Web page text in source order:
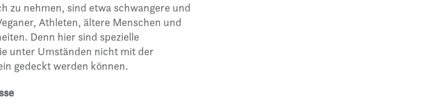
zu nehmen, sind etwa schwangere und
Athleten, ältere Menschen und
Denn hier sind spezielle
unter Umständen nicht mit der
gedeckt werden können.